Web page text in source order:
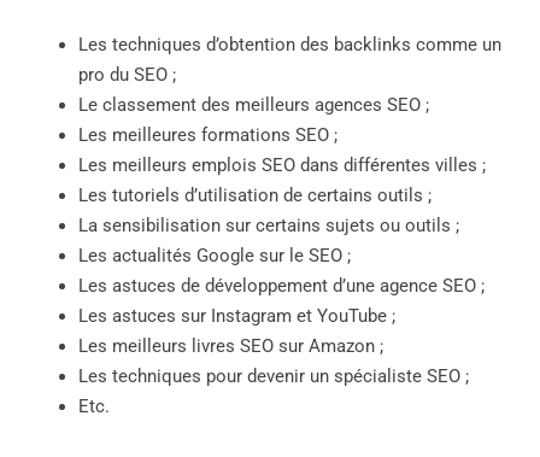
Les techniques d’obtention des backlinks comme un
pro du SEO ;
Le classement des meilleurs agences SEO ;
Les meilleures formations SEO ;
Les meilleurs emplois SEO dans différentes villes ;
Les tutoriels d’utilisation de certains outils ;
La sensibilisation sur certains sujets ou outils ;
Les actualités Google sur le SEO ;
Les astuces de développement d’une agence SEO ;
Les astuces sur Instagram et YouTube ;
Les meilleurs livres SEO sur Amazon ;
Les techniques pour devenir un spécialiste SEO ;
Etc.